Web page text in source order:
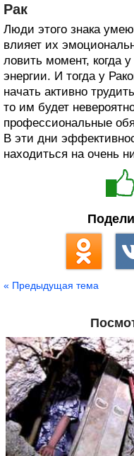
Рак
Люди этого знака
влияет их
ловить момент, когда
энергии. И тогда у
начать активно
то им будет
профессиональные
В эти дни
находиться на очень
« Предыдущая тема